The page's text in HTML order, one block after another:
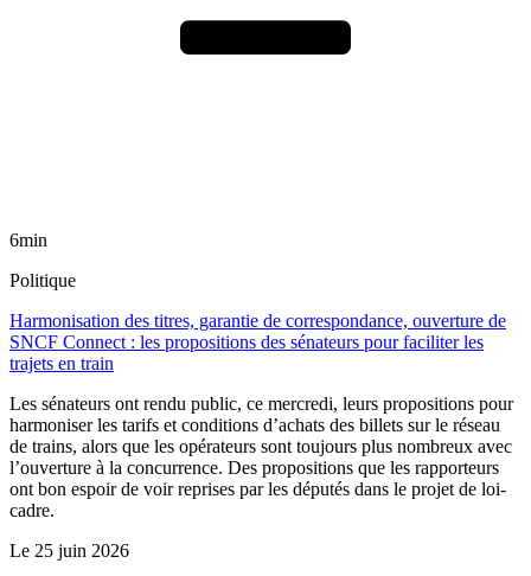
6min
Politique
Harmonisation des titres, garantie de correspondance, ouverture de
SNCF Connect : les propositions des sénateurs pour faciliter les
trajets en train
Les sénateurs ont rendu public, ce mercredi, leurs propositions pour
harmoniser les tarifs et conditions d’achats des billets sur le réseau
de trains, alors que les opérateurs sont toujours plus nombreux avec
l’ouverture à la concurrence. Des propositions que les rapporteurs
ont bon espoir de voir reprises par les députés dans le projet de loi-
cadre.
Le 25 juin 2026